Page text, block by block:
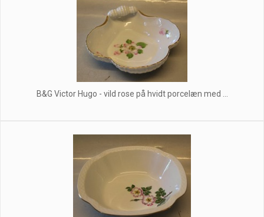
B&G Victor Hugo - vild rose på hvidt porcelæn med ...